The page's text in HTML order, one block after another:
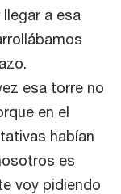
a esa
esa torre no
en el
habían
es
voy pidiendo